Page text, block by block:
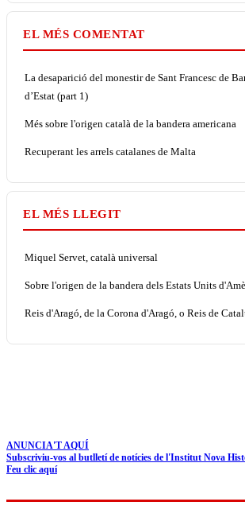
EL MÉS COMENTAT
La desaparició del monestir de Sant Francesc de
d’Estat (part 1)
Més sobre l'origen català de la bandera americana
Recuperant les arrels catalanes de Malta
EL MÉS LLEGIT
Miquel Servet, català universal
Sobre l'origen de la bandera dels Estats Units
Reis d'Aragó, de la Corona d'Aragó, o Reis de
ANUNCIA'T AQUÍ
Subscriviu-vos al butlletí de notícies de l'Institut Nova
Feu clic aquí